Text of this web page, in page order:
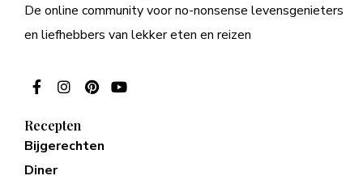
De online community voor no-nonsense levensgenieters
en liefhebbers van lekker eten en reizen
Recepten
Bijgerechten
Diner